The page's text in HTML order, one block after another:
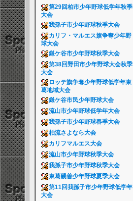
第29回柏市少年野球低学年秋季
大会
我孫子市少年野球秋季大会
カリフ・マルエス旗争奪少年野
球大会
鎌ケ谷市少年野球秋季大会
第38回野田市少年野球大会秋季
大会
ロッテ旗争奪少年野球低学年東
葛地域大会
鎌ケ谷市民少年野球大会
流山市少年野球低学年大会
我孫子市少年野球春季大会
柏流さよなら大会
カリフマルエス大会
流山市少年野球秋季大会
我孫子市少年野球秋季大会
東葛親善少年野球夏季大会
第11回我孫子市少年野球低学年
大会